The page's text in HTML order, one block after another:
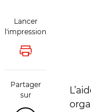
Lancer
l'impression
Lancer
Partager
sur